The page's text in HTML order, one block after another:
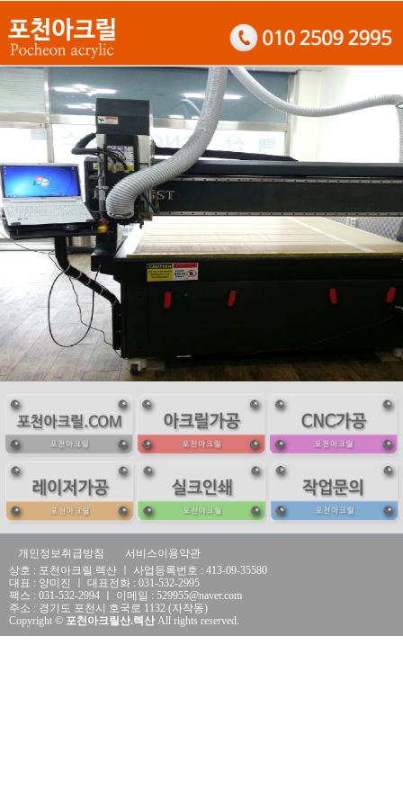
개인정보취급방침
서비스이용약관
상호 : 포천아크릴.렉산 ㅣ 사업등록번호 : 413-09-35580
대표 : 양미진 ㅣ 대표전화 : 031-532-2995
팩스 : 031-532-2994 ㅣ 이메일 : 529955@naver.com
주소 : 경기도 포천시 호국로 1132 (자작동)
Copyright © 포천아크릴산.렉산 All rights reserved.